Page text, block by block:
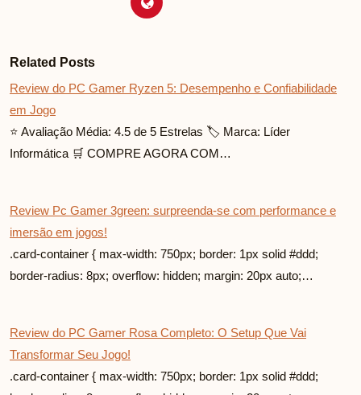
Related Posts
Review do PC Gamer Ryzen 5: Desempenho e Confiabilidade
em Jogo
⭐ Avaliação Média: 4.5 de 5 Estrelas 🏷️ Marca: Líder
Informática 🛒 COMPRE AGORA COM…
Review Pc Gamer 3green: surpreenda-se com performance e
imersão em jogos!
.card-container { max-width: 750px; border: 1px solid #ddd;
border-radius: 8px; overflow: hidden; margin: 20px auto;…
Review do PC Gamer Rosa Completo: O Setup Que Vai
Transformar Seu Jogo!
.card-container { max-width: 750px; border: 1px solid #ddd;